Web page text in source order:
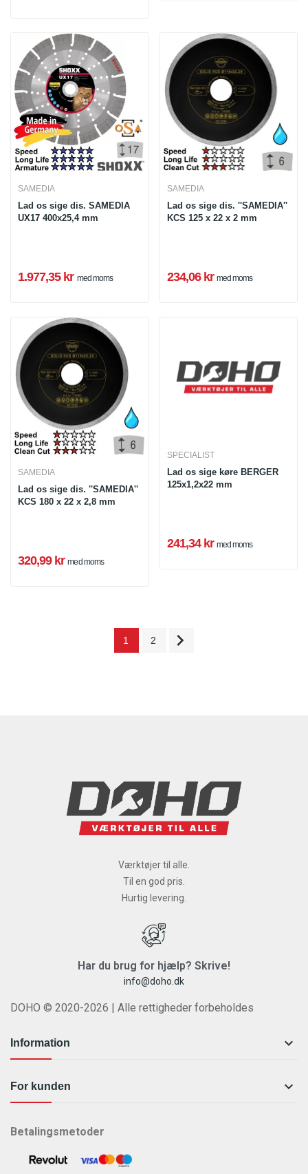
SAMEDIA
Lad os sige dis. SAMEDIA
UX17 400x25,4 mm
1.977,35 kr med moms
SAMEDIA
Lad os sige dis. ''SAMEDIA''
KCS 125 x 22 x 2 mm
234,06 kr med moms
SAMEDIA
Lad os sige dis. ''SAMEDIA''
KCS 180 x 22 x 2,8 mm
320,99 kr med moms
SPECIALIST
Lad os sige køre BERGER
125x1,2x22 mm
241,34 kr med moms
1 2 
Værktøjer til alle.
Til en god pris.
Hurtig levering.
Har du brug for hjælp? Skrive!
info@doho.dk
DOHO © 2020-2026 | Alle rettigheder forbeholdes
Information 
For kunden 
Betalingsmetoder